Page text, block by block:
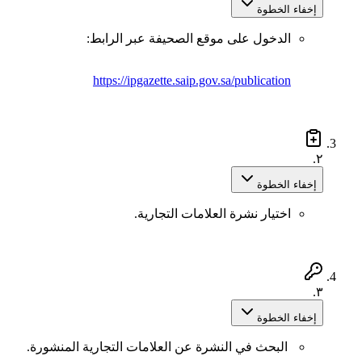
إخفاء الخطوة
الدخول على موقع الصحيفة عبر الرابط:
https://ipgazette.saip.gov.sa/publication
٢.
إخفاء الخطوة
اختيار نشرة العلامات التجارية.
٣.
إخفاء الخطوة
البحث في النشرة عن العلامات التجارية المنشورة.